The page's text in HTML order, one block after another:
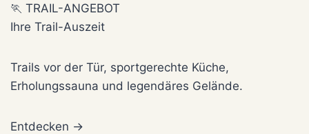
🏃 TRAIL-ANGEBOT
Ihre Trail-Auszeit
Trails vor der Tür, sportgerechte Küche,
Erholungssauna und legendäres Gelände.
Entdecken →